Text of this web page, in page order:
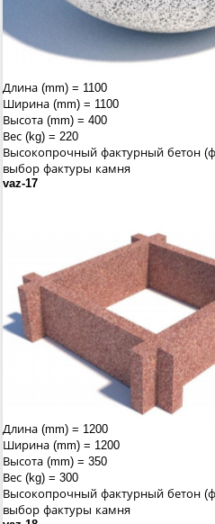
Длина (mm) = 1100
Ширина (mm) = 1100
Высота (mm) = 400
Вес (kg) = 220
Высокопрочный фактурный бетон
выбор фактуры камня
vaz-17
Длина (mm) = 1200
Ширина (mm) = 1200
Высота (mm) = 350
Вес (kg) = 300
Высокопрочный фактурный бетон
выбор фактуры камня